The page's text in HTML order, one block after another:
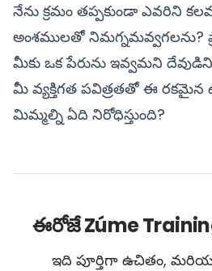
నేను క్రమం తప్పకుండా ఎవరిని
అంశములతో నిమగ్నమవ్వగలను?
మీకు ఒక పేరును ఇవ్వమని
మీ వ్యక్తిగత పవిత్రతతో ఈ రకమైన
మిమ్మల్ని ఏది నిరోధిస్తుంది?
ఈరోజే Zúme
ఇది పూర్తిగా ఉచితం,